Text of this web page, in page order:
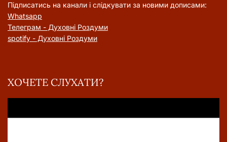
Підписатись на канали і слідкувати за новими дописами:
Whatsapp
Телеграм - Духовні Роздуми
spotify - Духовні Роздуми
ХОЧЕТЕ СЛУХАТИ?